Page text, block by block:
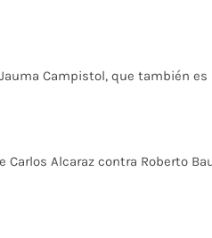
Campistol, que también
Alcaraz contra Roberto